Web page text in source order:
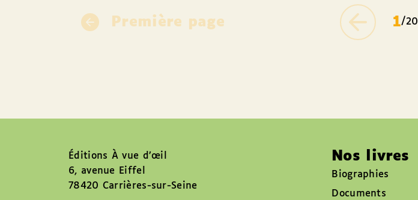
Première page 1/20
Éditions À vue d’œil
6, avenue Eiffel
78420 Carrières-sur-Seine
Nos livres
Biographies
Documents